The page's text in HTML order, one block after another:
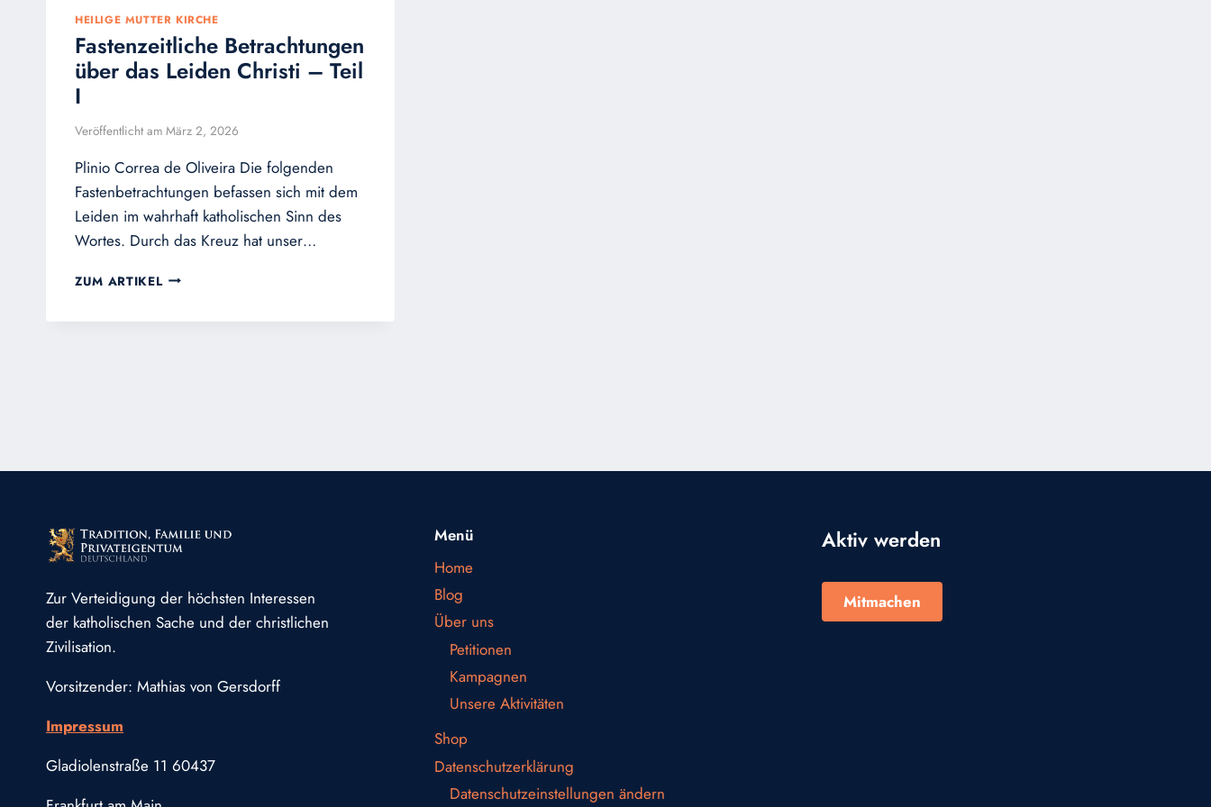
HEILIGE MUTTER KIRCHE
Fastenzeitliche Betrachtungen
über das Leiden Christi – Teil
I
Veröffentlicht am März 2, 2026
Plinio Correa de Oliveira Die folgenden
Fastenbetrachtungen befassen sich mit dem
Leiden im wahrhaft katholischen Sinn des
Wortes. Durch das Kreuz hat unser…
ZUM ARTIKEL FASTENZEITLICHE
Zur Verteidigung der höchsten Interessen
der katholischen Sache und der christlichen
Zivilisation.
Vorsitzender: Mathias von Gersdorff
Impressum
Gladiolenstraße 11 60437
Menü
Home
Blog
Über uns
Petitionen
Kampagnen
Unsere Aktivitäten
Shop
Datenschutzerklärung
Datenschutzeinstellungen ändern
Aktiv werden
Mitmachen